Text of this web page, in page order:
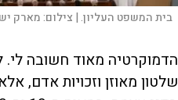
בית המשפט העליון. | צילום:מארק
הדמוקרטיה מאוד חשובה
שלטון מאוזן וזכויות אדם,